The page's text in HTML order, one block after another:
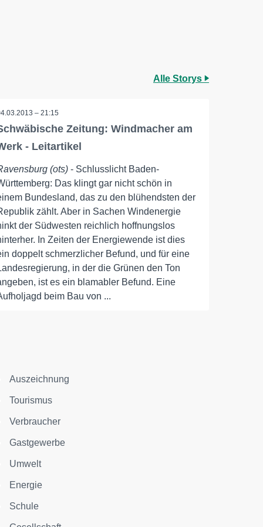
Alle Storys
– 21:15
Zeitung: Windmacher am
- Leitartikel
(ots) - Schlusslicht Baden-
Das klingt gar nicht schön in
Bundesland, das zu den blühendsten der
zählt. Aber in Sachen Windenergie
der Südwesten reichlich hoffnungslos
In Zeiten der Energiewende ist dies
doppelt schmerzlicher Befund, und für eine
in der die Grünen den Ton
ist es ein blamabler Befund. Eine
beim Bau von ...
Auszeichnung
Tourismus
Verbraucher
Gastgewerbe
Umwelt
Energie
Schule